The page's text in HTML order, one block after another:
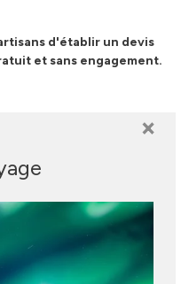
d'établir un devis
et sans engagement.
×